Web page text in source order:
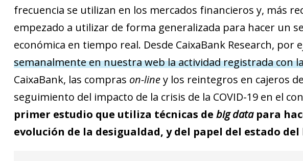
frecuencia se utilizan en los mercados financieros y, más
empezado a utilizar de forma generalizada para hacer un
económica en tiempo real. Desde CaixaBank Research, por
semanalmente en nuestra web la actividad registrada con
CaixaBank, las compras on-liney los reintegros en cajeros
seguimiento del impacto de la crisis de la COVID-19 en el
primer estudio que utiliza técnicas de big datapara
evolución de la desigualdad, y del papel del estado